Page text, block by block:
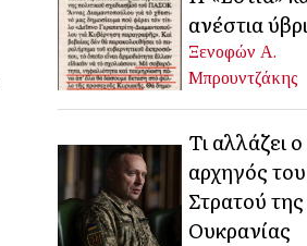
ανέστια
Ξενοφών Α.
Μπρουντζάκης
Τι αλλάζει
αρχηγός του
Στρατού της
Ουκρανίας